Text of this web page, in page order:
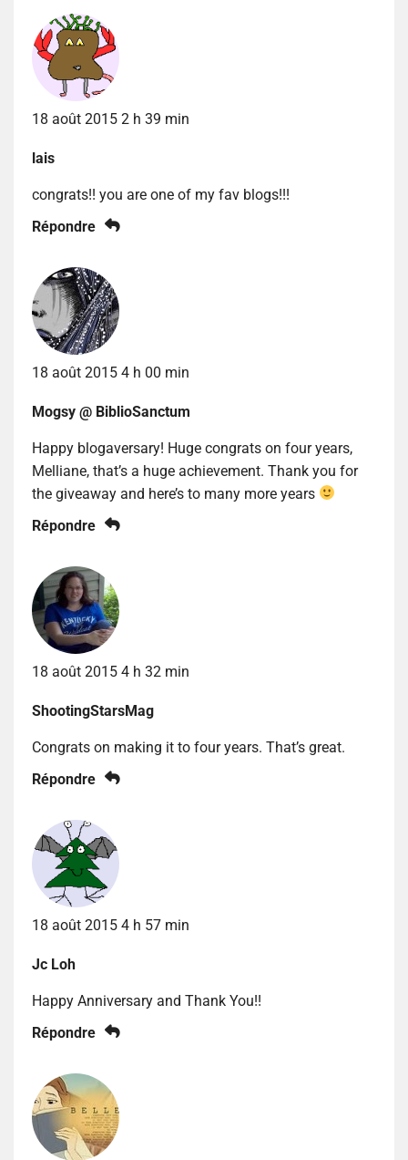
18 août 2015 2 h 39 min
lais
congrats!! you are one of my fav blogs!!!
Répondre
18 août 2015 4 h 00 min
Mogsy @ BiblioSanctum
Happy blogaversary! Huge congrats on four years,
Melliane, that’s a huge achievement. Thank you for
the giveaway and here’s to many more years
Répondre
18 août 2015 4 h 32 min
ShootingStarsMag
Congrats on making it to four years. That’s great.
Répondre
18 août 2015 4 h 57 min
Jc Loh
Happy Anniversary and Thank You!!
Répondre